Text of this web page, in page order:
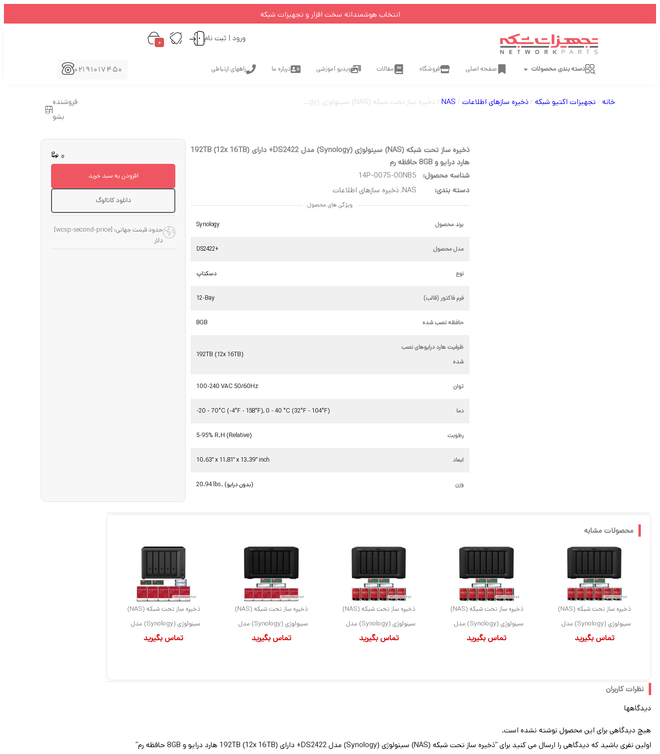
انتخاب هوشمندانه سخت افزار و تجهیزات شبکه
ورود | ثبت نام 0
دسته بندی محصولات صفحه اصلی فروشگاه مقالات ویدیو آموزشی درباره ما راههای ارتباطی 02191017450
خانه /تجهیزات اکتیو شبکه /ذخیره سازهای اطلاعات /
NAS / ذخیره ساز تحت شبکه (NAS) سینولوژی (Synology) مدل DS2422+ دارای 192TB (12x 16TB) هارد درایو و 8GB حافظه رم
فروشنده
بشو
ذخیره ساز تحت شبکه (NAS) سینولوژی (Synology) مدل DS2422+ دارای 192TB (12x 16TB)
هارد درایو و 8GB حافظه رم
شناسه محصول:
14P-0075-00NB5
دسته بندی:
NAS
,ذخیره سازهای اطلاعات
ویژگی های محصول
برند محصول Synology
مدل محصول DS2422+
نوع دسکتاپ
فرم فاکتور (قالب) 12-Bay
حافظه نصب شده 8GB
ظرفیت هارد درایوهای نصب
شده
192TB (12x 16TB)
توان 100-240 VAC 50/60Hz
دما -20 - 70°C (-4°F - 158°F), 0 - 40 °C (32°F - 104°F)
رطوبت 5-95% R.H (Relative)
ابعاد 10.63" x 11.81" x 13.39" inch
وزن 20.94 lbs. (بدون درایو)
0
افزودن به سبد خرید
دانلود کاتالوگ
حدود قیمت جهانی: [wcsp-second-price]
دلار
محصولات مشابه
ذخیره ساز تحت شبکه (NAS)
سینولوژی (Synology) مدل
تماس بگیرید
ذخیره ساز تحت شبکه (NAS)
سینولوژی (Synology) مدل
تماس بگیرید
ذخیره ساز تحت شبکه (NAS)
سینولوژی (Synology) مدل
تماس بگیرید
ذخیره ساز تحت شبکه (NAS)
سینولوژی (Synology) مدل
تماس بگیرید
ذخیره ساز تحت شبکه (NAS)
سینولوژی (Synology) مدل
تماس بگیرید
نظرات کاربران
دیدگاهها
هیچ دیدگاهی برای این محصول نوشته نشده است.
اولین نفری باشید که دیدگاهی را ارسال می کنید برای “ذخیره ساز تحت شبکه (NAS) سینولوژی (Synology) مدل DS2422+ دارای 192TB (12x 16TB) هارد درایو و 8GB حافظه رم”